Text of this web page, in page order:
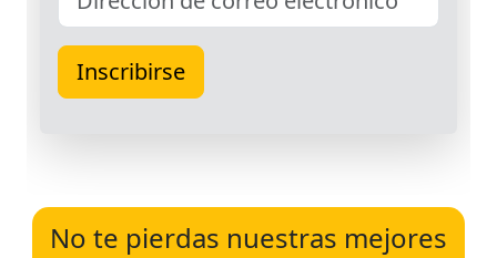
No te pierdas nuestras mejores